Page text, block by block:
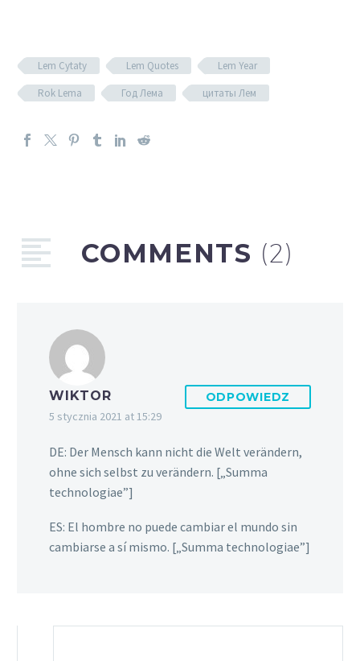
Lem Cytaty Lem Quotes
Lem Year
Rok Lema
Год Лема цитаты Лем
COMMENTS (2)
WIKTOR
5 stycznia 2021 at 15:29
ODPOWIEDZ
DE: Der Mensch kann nicht die Welt verändern,
ohne sich selbst zu verändern. [„Summa
technologiae”]
ES: El hombre no puede cambiar el mundo sin
cambiarse a sí mismo. [„Summa technologiae”]